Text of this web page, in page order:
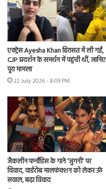
एक्ट्रेस Ayesha Khan हिरासत में ली गईं,
CJP प्रदर्शन के समर्थन में पहुंची थीं, जानिए
पूरा मामला
22 July 2026 - 8:09 PM
जैकलीन फर्नांडिस के गाने ‘जुगनी’ पर
विवाद, वार्डरोब मालफंक्शन को लेकर उठे
सवाल, बढ़ा विवाद